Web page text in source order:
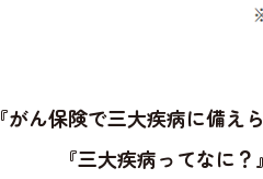
『がん保険で三大疾病に備え
『三大疾病ってなに？』